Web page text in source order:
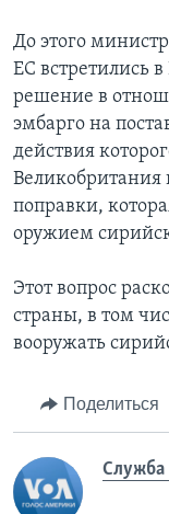
До этого
ЕС встретились
решение в
эмбарго на
действия
Великобритания
поправки,
оружием
Этот вопрос
страны, в том
вооружать
Поделиться
Служба